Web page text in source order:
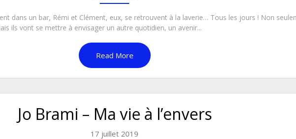
dans un bar, Rémi et Clément, eux, se retrouvent à la laverie… Tous les jours ! Non
ils vont se mettre à envisager un autre quotidien, un avenir...
Read More
Jo Brami – Ma vie à l’envers
17 juillet 2019